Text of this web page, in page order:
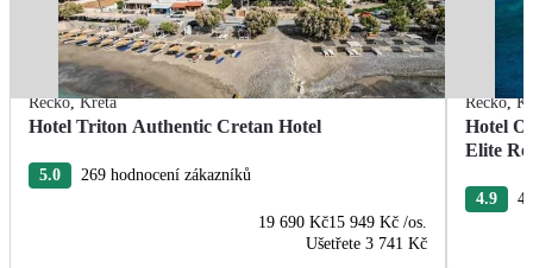
Řecko,Kréta
Hotel Triton Authentic Cretan Hotel
5.0 269 hodnocení zákazníků
19 690 Kč15 949 Kč /os.
Ušetřete 3 741 Kč
Řecko,
Hotel
Elite
4.9